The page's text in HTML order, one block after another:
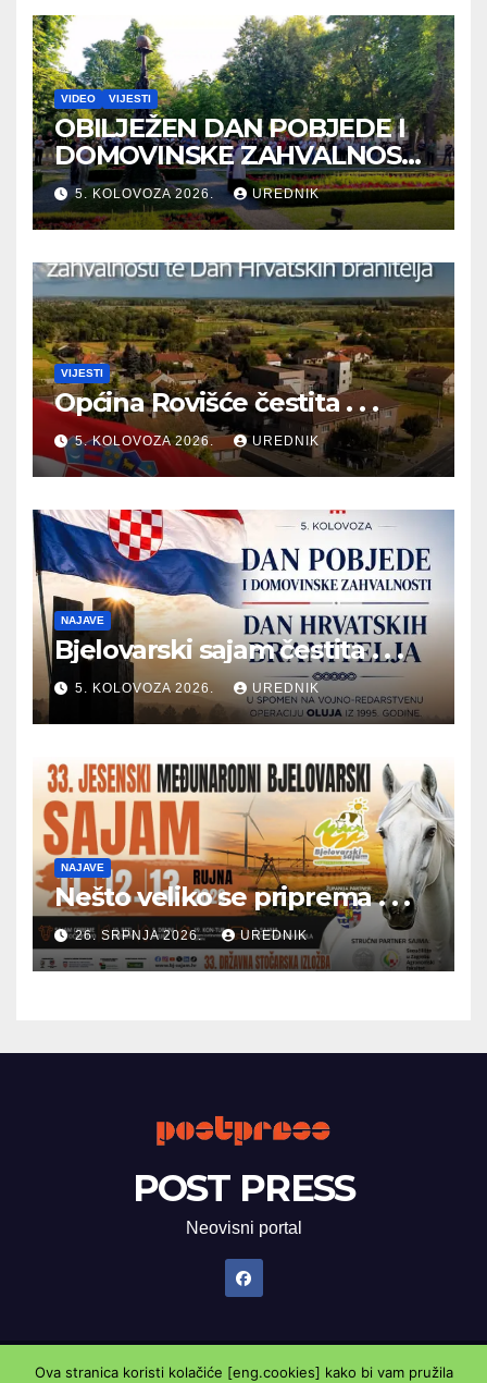
VIDEO VIJESTI
OBILJEŽEN DAN POBJEDE I
DOMOVINSKE ZAHVALNOSTI
TE DAN HRVATSKIH
BRANITELJA
5. KOLOVOZA 2026. UREDNIK
VIJESTI
Općina Rovišće čestita . . .
5. KOLOVOZA 2026. UREDNIK
NAJAVE
Bjelovarski sajam čestita . . .
5. KOLOVOZA 2026. UREDNIK
NAJAVE
Nešto veliko se priprema . . .
26. SRPNJA 2026. UREDNIK
POST PRESS
Neovisni portal
Ova stranica koristi kolačiće [eng.cookies] kako bi vam pružila